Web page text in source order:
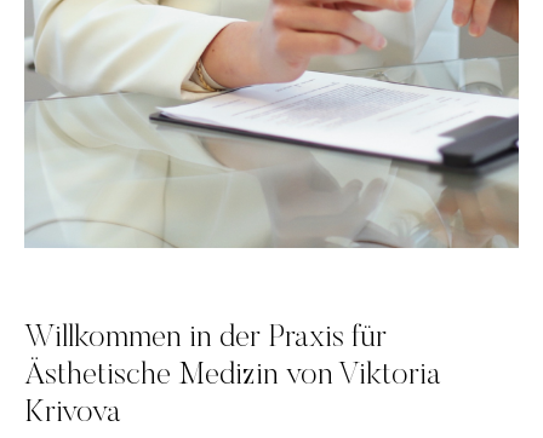
Willkommen in der Praxis für
Ästhetische Medizin von Viktoria
Krivova